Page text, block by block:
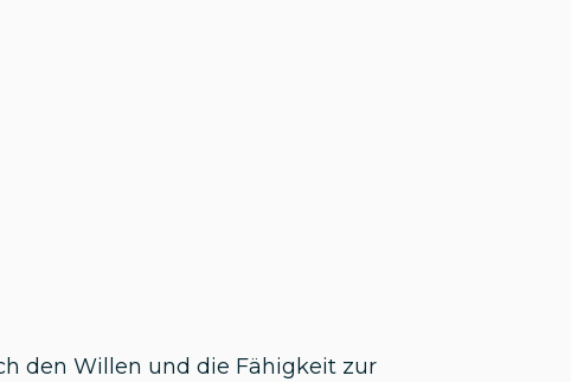
den Willen und die Fähigkeit zur